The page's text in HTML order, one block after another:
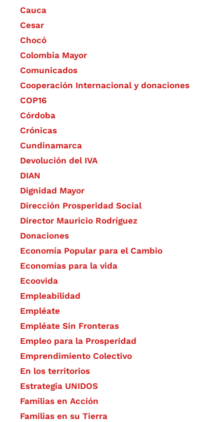
Cauca
Cesar
Chocó
Colombia Mayor
Comunicados
Cooperación Internacional y donaciones
COP16
Córdoba
Crónicas
Cundinamarca
Devolución del IVA
DIAN
Dignidad Mayor
Dirección Prosperidad Social
Director Mauricio Rodríguez
Donaciones
Economía Popular para el Cambio
Economías para la vida
Ecoovida
Empleabilidad
Empléate
Empléate Sin Fronteras
Empleo para la Prosperidad
Emprendimiento Colectivo
En los territorios
Estrategia UNIDOS
Familias en Acción
Familias en su Tierra